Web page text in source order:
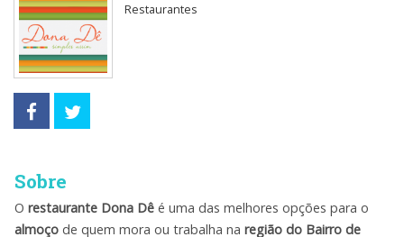
Restaurantes
Sobre
O restaurante Dona Dê é uma das melhores opções para o
almoço de quem mora ou trabalha na região do Bairro de